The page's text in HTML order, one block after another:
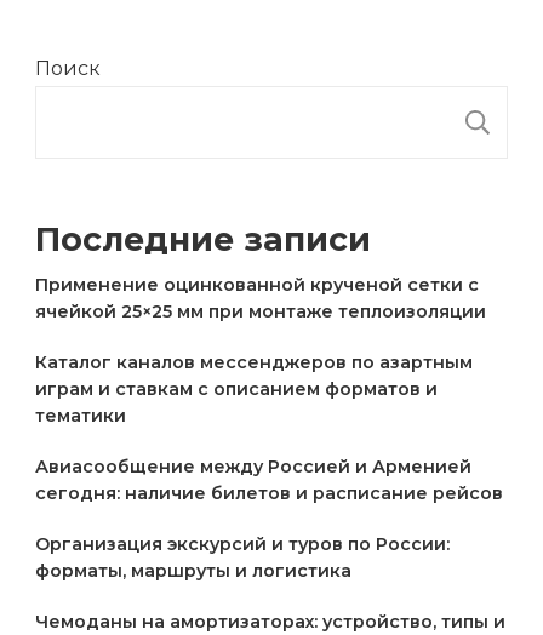
Поиск
Последние записи
Применение оцинкованной крученой сетки с
ячейкой 25×25 мм при монтаже теплоизоляции
Каталог каналов мессенджеров по азартным
играм и ставкам с описанием форматов и
тематики
Авиасообщение между Россией и Арменией
сегодня: наличие билетов и расписание рейсов
Организация экскурсий и туров по России:
форматы, маршруты и логистика
Чемоданы на амортизаторах: устройство, типы и